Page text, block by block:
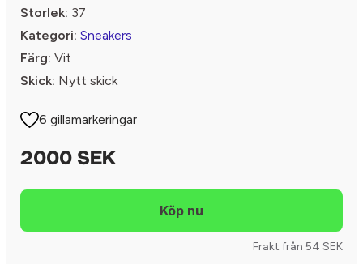
Storlek: 37
Kategori: Sneakers
Färg: Vit
Skick: Nytt skick
6 gillamarkeringar
2000 SEK
Frakt från 54 SEK